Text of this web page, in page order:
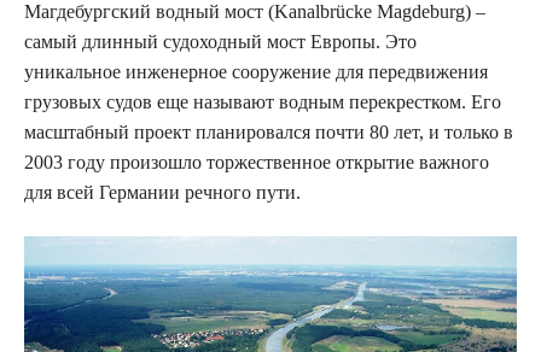
Магдебургский водный мост (Kanalbrücke Magdeburg) –
самый длинный судоходный мост Европы. Это
уникальное инженерное сооружение для передвижения
грузовых судов еще называют водным перекрестком. Его
масштабный проект планировался почти 80 лет, и только в
2003 году произошло торжественное открытие важного
для всей Германии речного пути.